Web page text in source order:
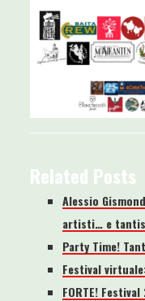
Related Posts
Alessio
artisti… e
Party Time!
Festival
FORTE!